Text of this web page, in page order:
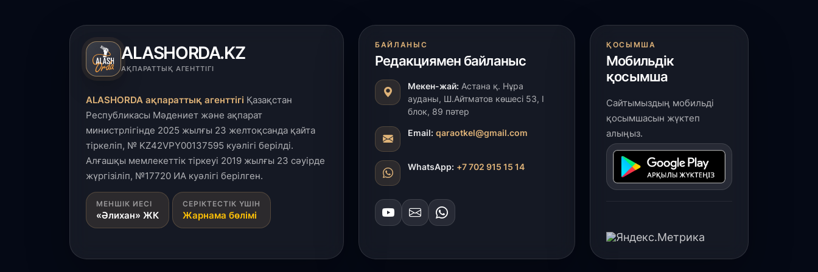
ALASHORDA.KZ
АҚПАРАТТЫҚ АГЕНТТІГІ
ALASHORDA ақпараттық агенттігі Қазақстан
Республикасы Мәдениет және ақпарат
министрлігінде 2025 жылғы 23 желтоқсанда қайта
тіркеліп, № KZ42VPY00137595 куәлігі берілді.
Алғашқы мемлекеттік тіркеуі 2019 жылғы 23 сәуірде
жүргізіліп, №17720 ИА куәлігі берілген.
МЕНШІК ИЕСІ
«Әлихан» ЖК
СЕРІКТЕСТІК ҮШІН
Жарнама бөлімі
БАЙЛАНЫС
Редакциямен байланыс
Мекен-жай: Астана қ. Нұра
ауданы, Ш.Айтматов көшесі 53, І
блок, 89 пәтер
Email: qaraotkel@gmail.com
WhatsApp: +7 702 915 15 14
ҚОСЫМША
Мобильдік
қосымша
Сайтымыздың мобильді
қосымшасын жүктеп
алыңыз.